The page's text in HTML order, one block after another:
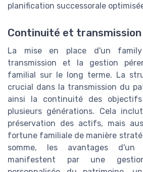
planification successorale
Continuité et
La mise en place d'un
transmission et la gestion
familial sur le long terme. La
crucial dans la transmission du
ainsi la continuité des
plusieurs générations. Cela
préservation des actifs, mais
fortune familiale de manière
somme, les avantages
manifestent par une